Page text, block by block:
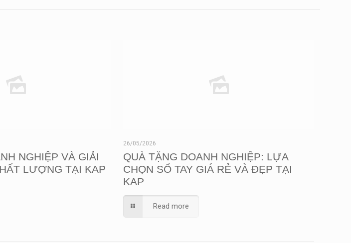
NGHIỆP VÀ GIẢI
LƯỢNG TẠI KAP
26/05/2026
QUÀ TẶNG DOANH NGHIỆP: LỰA
CHỌN SỔ TAY GIÁ RẺ VÀ ĐẸP TẠI
KAP
Read more